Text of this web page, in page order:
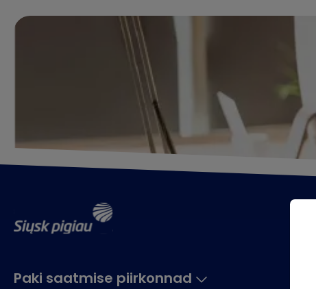
Paki saatmise piirkonnad